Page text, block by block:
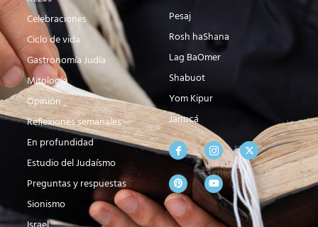
Celebraciones
Ciclo de vida
Gastronomía Judía
Mitología
Opinión
Reflexiones semanales
En profundidad
Estudio del Judaísmo
Preguntas y respuestas
Sionismo
Pesaj
Rosh haShana
Lag BaOmer
Shabuot
Yom Kipur
Janucá